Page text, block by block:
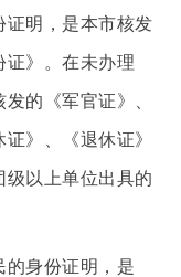
明，是本市核发
证》。在未办理
的《军官证》、
》、《退休证》
以上单位出具的
身份证明，是